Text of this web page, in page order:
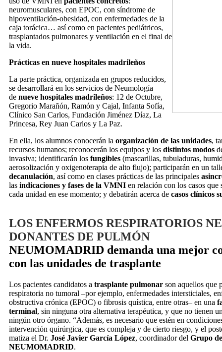
neuromusculares, con EPOC, con síndrome de
hipoventilación-obesidad, con enfermedades de la
caja torácica… así como en pacientes pediátricos,
trasplantados pulmonares y ventilación en el final de
la vida.
Prácticas en nueve hospitales madrileños
La parte práctica, organizada en grupos reducidos,
se desarrollará en los servicios de Neumología
de nueve hospitales madrileños: 12 de Octubre,
Gregorio Marañón, Ramón y Cajal, Infanta Sofía,
Clínico San Carlos, Fundación Jiménez Díaz, La
Princesa, Rey Juan Carlos y La Paz.
En ella, los alumnos conocerán la organización de las unidades,
recursos humanos; reconocerán los equipos y los distintos modos
invasiva; identificarán los fungibles (mascarillas, tubuladuras,
aerosolización y oxigenoterapia de alto flujo); participarán en un
decanulación, así como en clases prácticas de las principales
las indicaciones y fases de la VMNI en relación con los casos que
cada unidad en ese momento; y debatirán acerca de casos clínicos
LOS ENFERMOS RESPIRATORIOS
DONANTES DE PULMÓN
NEUMOMADRID demanda una mejor
con las unidades de trasplante
Los pacientes candidatos a trasplante pulmonar son aquellos que
respiratoria no tumoral –por ejemplo, enfermedades intersticiales,
obstructiva crónica (EPOC) o fibrosis quística, entre otras– en una
terminal, sin ninguna otra alternativa terapéutica, y que no tienen
ningún otro órgano. “Además, es necesario que estén en
intervención quirúrgica, que es compleja y de cierto riesgo, y el
matiza el Dr. José Javier García López, coordinador del Grupo
NEUMOMADRID.